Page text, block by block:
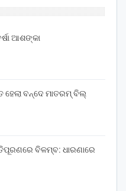
ଆଶଙ୍କା
ହେଲା ବନ୍ଦେ ମାତରମ୍‌ ବିଲ୍‌
ବିଳମ୍ବ: ଧାରଣାରେ